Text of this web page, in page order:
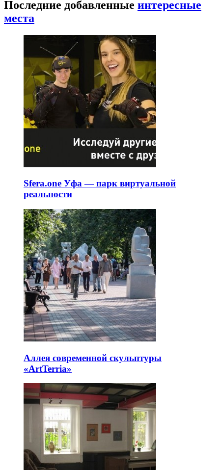
Последние добавленные интересные
места
Sfera.one Уфа — парк виртуальной
реальности
Аллея современной скульптуры
«ArtTerria»